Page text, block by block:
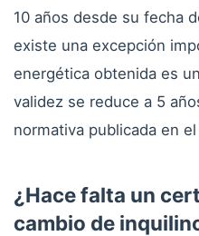
10 años desde su fecha
existe una excepción
energética obtenida es
validez se reduce a 5
normativa publicada en el
¿Hace falta un
cambio de